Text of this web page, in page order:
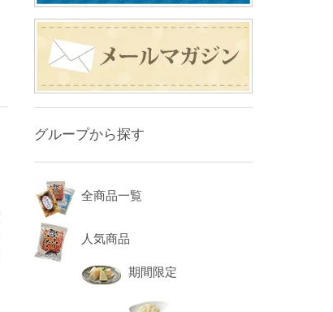
グループから探す
全商品一覧
人気商品
期間限定